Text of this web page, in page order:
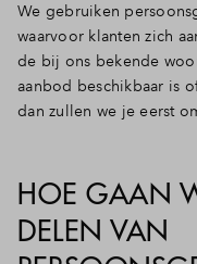
We gebruiken
waarvoor klanten zich
de bij ons bekende
aanbod beschikbaar is
dan zullen we je eerst
HOE GAAN
DELEN VAN